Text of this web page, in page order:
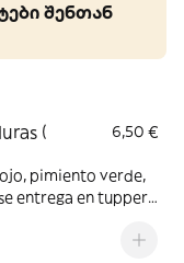
შენთან
(
6,50 €
pimiento verde,
entrega en tuppers